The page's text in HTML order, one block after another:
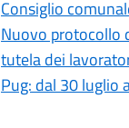
Consiglio
Nuovo protocollo
tutela dei
Pug: dal 30 luglio